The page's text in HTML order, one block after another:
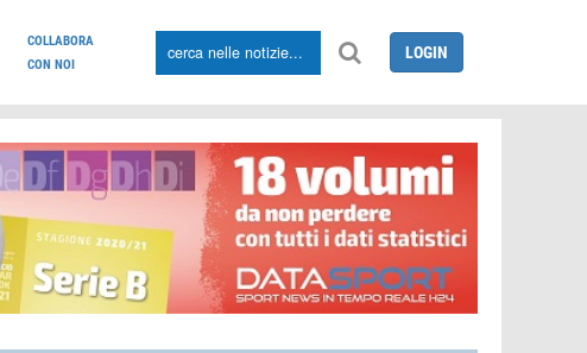
COLLABORA
CON NOI
LOGIN